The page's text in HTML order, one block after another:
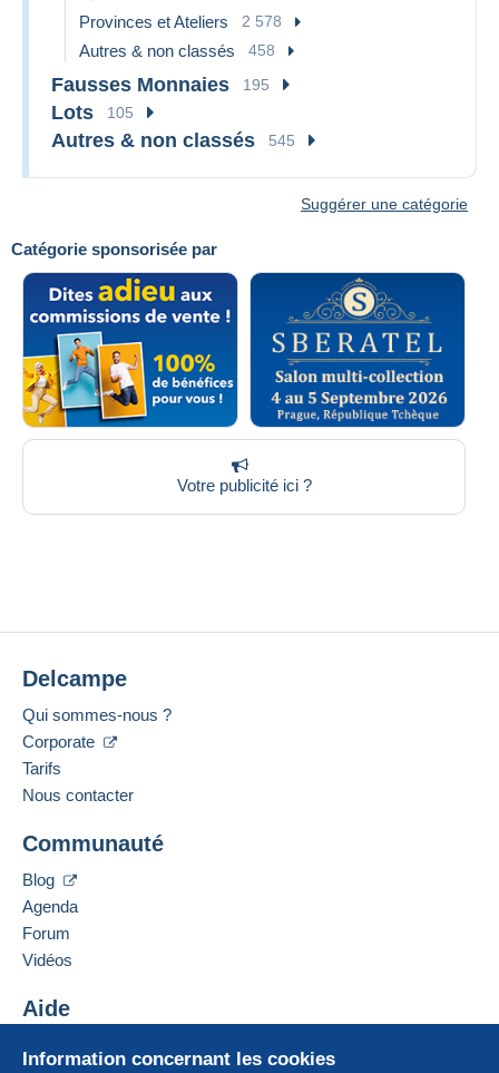
Catégorie sponsorisée par
Votre publicité ici ?
Provinces et Ateliers 2 578
Autres & non classés 458
Fausses Monnaies 195
Lots 105
Autres & non classés 545
Suggérer une catégorie
Information concernant les cookies
Delcampe
Qui sommes-nous ?
Corporate
Tarifs
Nous contacter
Communauté
Blog
Agenda
Forum
Vidéos
Aide